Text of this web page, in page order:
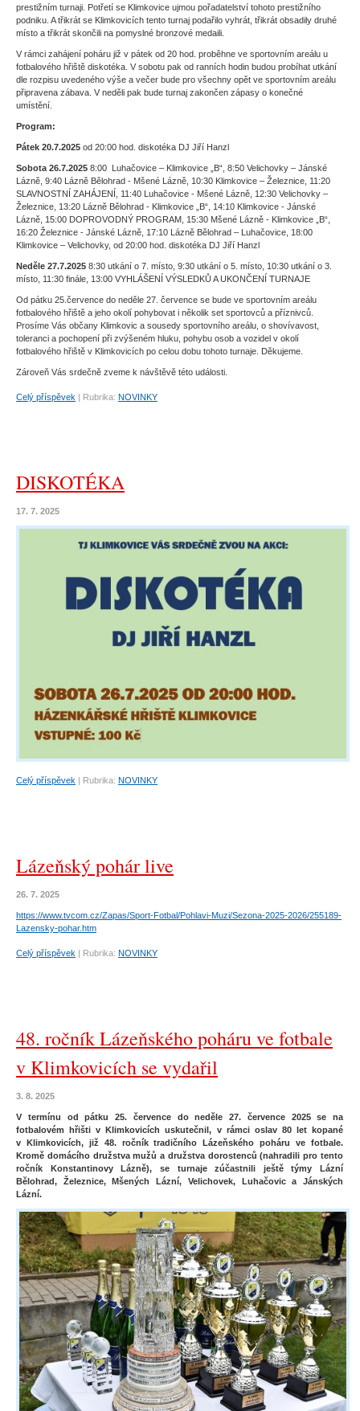
prestižním turnaji. Potřetí se Klimkovice ujmou pořadatelství tohoto prestižního
podniku. A třikrát se Klimkovicích tento turnaj podařilo vyhrát, třikrát obsadily druhé
místo a třikrát skončili na pomyslné bronzové medaili.
V rámci zahájení poháru již v pátek od 20 hod. proběhne ve sportovním areálu u
fotbalového hřiště diskotéka. V sobotu pak od ranních hodin budou probíhat utkání
dle rozpisu uvedeného výše a večer bude pro všechny opět ve sportovním areálu
připravena zábava. V neděli pak bude turnaj zakončen zápasy o konečné
umístění.
Program:
Pátek 20.7.2025 od 20:00 hod. diskotéka DJ Jiří Hanzl
Sobota 26.7.2025 8:00 Luhačovice – Klimkovice „B“, 8:50 Velichovky – Jánské
Lázně, 9:40 Lázně Bělohrad - Mšené Lázně, 10:30 Klimkovice – Železnice, 11:20
SLAVNOSTNÍ ZAHÁJENÍ, 11:40 Luhačovice - Mšené Lázně, 12:30 Velichovky –
Železnice, 13:20 Lázně Bělohrad - Klimkovice „B“, 14:10 Klimkovice - Jánské
Lázně, 15:00 DOPROVODNÝ PROGRAM, 15:30 Mšené Lázně - Klimkovice „B“,
16:20 Železnice - Jánské Lázně, 17:10 Lázně Bělohrad – Luhačovice, 18:00
Klimkovice – Velichovky, od 20:00 hod. diskotéka DJ Jiří Hanzl
Neděle 27.7.2025 8:30 utkání o 7. místo, 9:30 utkání o 5. místo, 10:30 utkání o 3.
místo, 11:30 finále, 13:00 VYHLÁŠENÍ VÝSLEDKŮ A UKONČENÍ TURNAJE
Od pátku 25.července do neděle 27. července se bude ve sportovním areálu
fotbalového hřiště a jeho okolí pohybovat i několik set sportovců a příznivců.
Prosíme Vás občany Klimkovic a sousedy sportovního areálu, o shovívavost,
toleranci a pochopení při zvýšeném hluku, pohybu osob a vozidel v okolí
fotbalového hřiště v Klimkovicích po celou dobu tohoto turnaje. Děkujeme.
Zároveň Vás srdečně zveme k návštěvě této události.
Celý příspěvek Rubrika: NOVINKY
DISKOTÉKA
17. 7. 2025
Celý příspěvek | Rubrika: NOVINKY
Lázeňský pohár live
26. 7. 2025
https://www.tvcom.cz/Zapas/Sport-Fotbal/Pohlavi-Muzi/Sezona-2025-2026/255189-
Lazensky-pohar.htm
Celý příspěvek | Rubrika: NOVINKY
48. ročník Lázeňského poháru ve fotbale
v Klimkovicích se vydařil
3. 8. 2025
V termínu od pátku 25. července do neděle 27. července 2025 se na
fotbalovém hřišti v Klimkovicích uskutečnil, v rámci oslav 80 let kopané
v Klimkovicích, již 48. ročník tradičního Lázeňského poháru ve fotbale.
Kromě domácího družstva mužů a družstva dorostenců (nahradili pro tento
ročník Konstantinovy Lázně), se turnaje zúčastnili ještě týmy Lázní
Bělohrad, Železnice, Mšených Lázní, Velichovek, Luhačovic a Jánských
Lázní.